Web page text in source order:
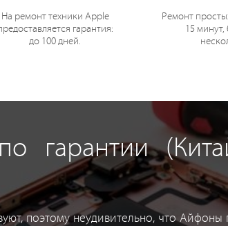
На ремонт техники Apple
гарантия:
до 100 дней.
Ремонт
15
гарантии
поэтому неудивительно, что Айфоны